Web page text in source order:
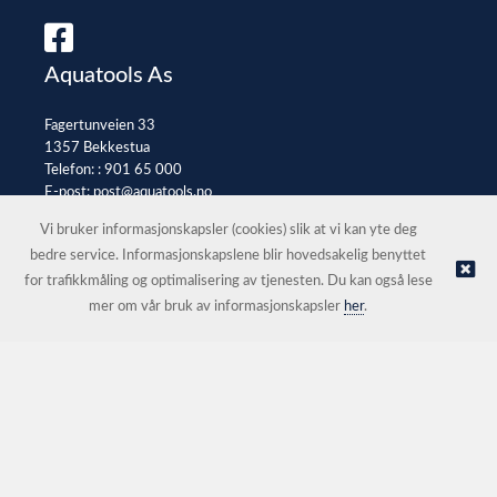
Aquatools As
Fagertunveien 33
1357 Bekkestua
Telefon: : 901 65 000
E-post:post@aquatools.no
© Aquatools As |Nettbutikk levert av Kréatif
Vi bruker informasjonskapsler (cookies) slik at vi kan yte deg
bedre service. Informasjonskapslene blir hovedsakelig benyttet
for trafikkmåling og optimalisering av tjenesten. Du kan også lese
mer om vår bruk av informasjonskapsler her.